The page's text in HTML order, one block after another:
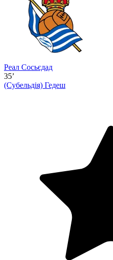
Реал Сосьєдад
35’
(Субельдія) Гедеш